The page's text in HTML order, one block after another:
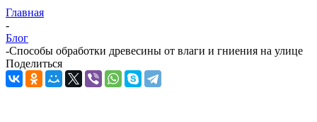
Главная
-
Блог
-Способы обработки древесины от влаги и гниения на улице
Поделиться